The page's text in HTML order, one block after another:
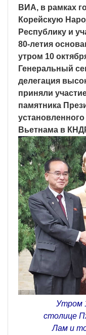
ВИА, в рамках
Корейскую
Республику и
80-летия
утром 10
Генеральный
делегация
приняли
памятника
Вьетнама в
Утром
столице
Лам и